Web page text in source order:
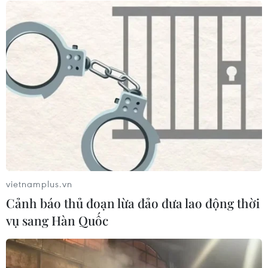
APEC 2027: Chi tiết
tuyến tàu điện nhẹ LRT đầu tiên tại
Phú Quốc dần thành hình
Bộ Xây dựng lên tiếng về việc điều
chỉnh hợp đồng trước biến động giá
Thành phố Hồ Chí Minh phát hành
thẻ giao thông công cộng cho metro
vietnamplus.vn
Cảnh báo thủ đoạn lừa đảo đưa lao động thời
vụ sang Hàn Quốc